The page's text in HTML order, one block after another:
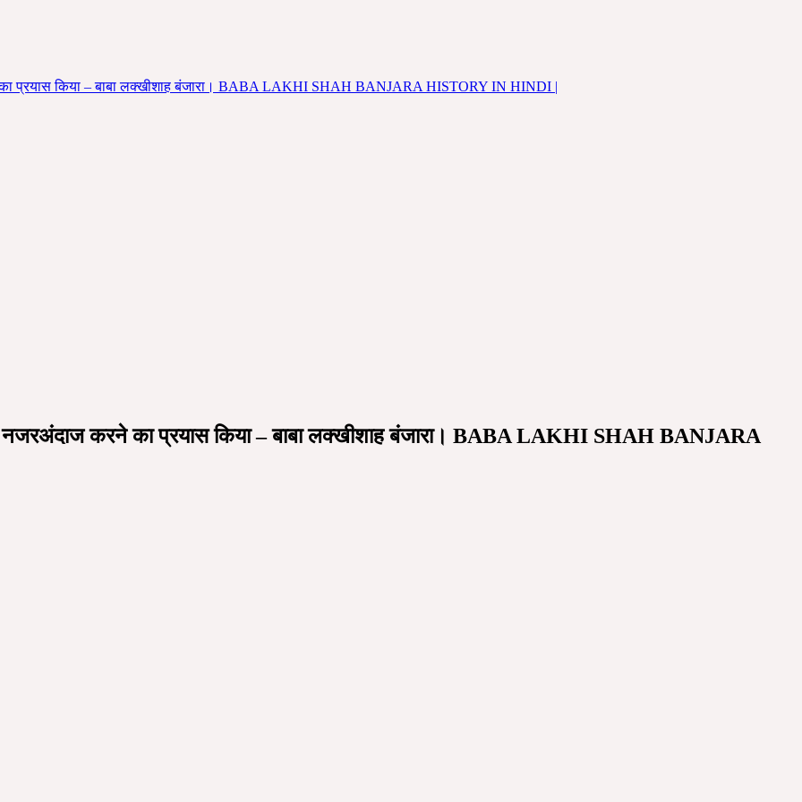
का प्रयास किया – बाबा लक्खीशाह बंजारा। BABA LAKHI SHAH BANJARA HISTORY IN HINDI |
ने नजरअंदाज करने का प्रयास किया – बाबा लक्खीशाह बंजारा। BABA LAKHI SHAH BANJARA